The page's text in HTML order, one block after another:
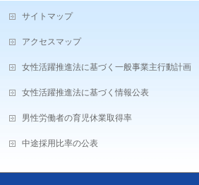
サイトマップ
アクセスマップ
女性活躍推進法に基づく一般事業主行動計画
女性活躍推進法に基づく情報公表
男性労働者の育児休業取得率
中途採用比率の公表